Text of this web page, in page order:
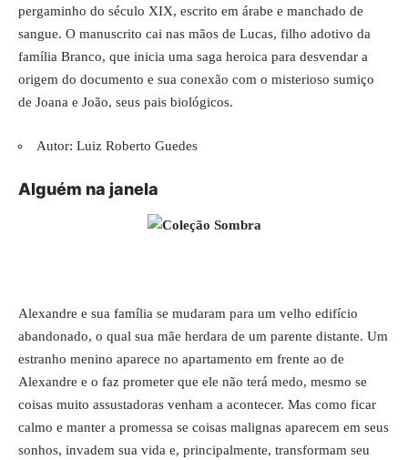
pergaminho do século XIX, escrito em árabe e manchado de
sangue. O manuscrito cai nas mãos de Lucas, filho adotivo da
família Branco, que inicia uma saga heroica para desvendar a
origem do documento e sua conexão com o misterioso sumiço
de Joana e João, seus pais biológicos.
Autor: Luiz Roberto Guedes
Alguém na janela
Alexandre e sua família se mudaram para um velho edifício
abandonado, o qual sua mãe herdara de um parente distante. Um
estranho menino aparece no apartamento em frente ao de
Alexandre e o faz prometer que ele não terá medo, mesmo se
coisas muito assustadoras venham a acontecer. Mas como ficar
calmo e manter a promessa se coisas malignas aparecem em seus
sonhos, invadem sua vida e, principalmente, transformam seu